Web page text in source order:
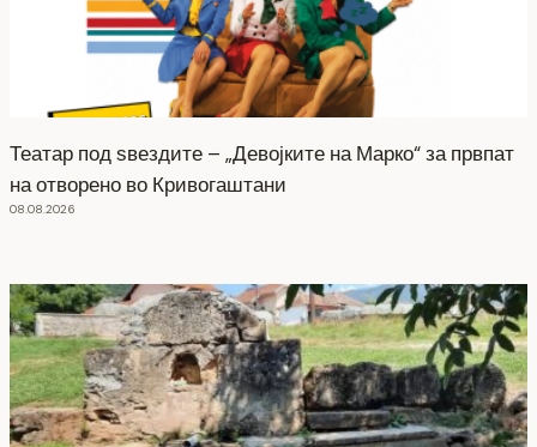
Театар под ѕвездите – „Девојките на Марко“ за првпат
на отворено во Кривогаштани
08.08.2026